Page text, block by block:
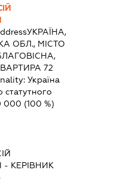
УКРАЇНА,
ОБЛ., МІСТО
72
Україна
статутного
000 (100 %)
- КЕРІВНИК